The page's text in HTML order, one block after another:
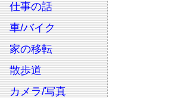
仕事の話
車/バイク
家の移転
散歩道
カメラ/写真